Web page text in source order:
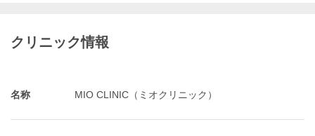
クリニック情報
名称 MIO CLINIC（ミオクリニック）